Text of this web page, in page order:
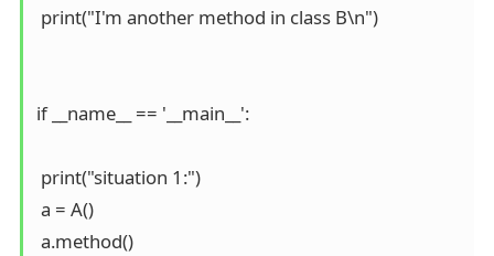
print("I'm another method in class B\n")
if __name__ == '__main__':
print("situation 1:")
a = A()
a.method()